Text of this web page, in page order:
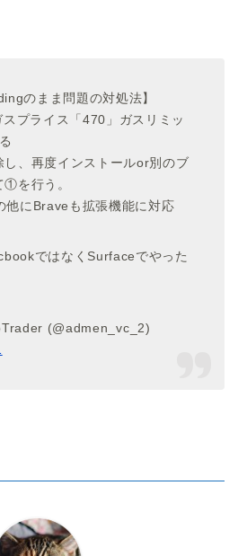
のまま問題の対処法】
プライス「470」ガスリミッ
、再度インストールor別のブ
①を行う。
にBraveも拡張機能に対応
ではなくSurfaceでやった
(@admen_vc_2)